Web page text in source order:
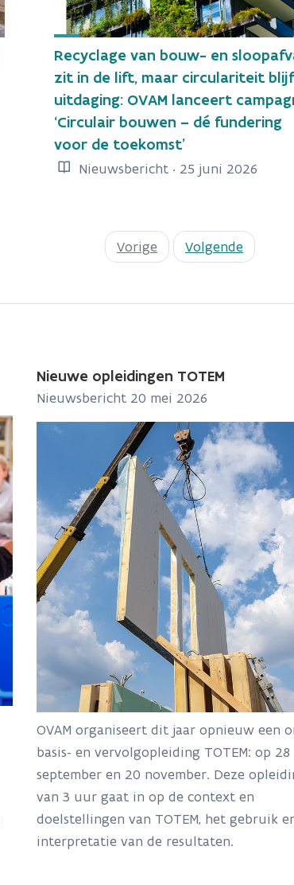
Recyclage van bouw- en
zit in de lift, maar circulariteit
uitdaging: OVAM lanceert
‘Circulair bouwen – dé fundering
voor de toekomst’
Nieuwsbericht · 25 juni 2026
Vorige Volgende
Nieuwe opleidingen TOTEM
Nieuwsbericht 20 mei 2026
OVAM organiseert dit jaar opnieuw een
basis- en vervolgopleiding TOTEM: op 28
september en 20 november. Deze
van 3 uur gaat in op de context en
doelstellingen van TOTEM, het gebruik
interpretatie van de resultaten.